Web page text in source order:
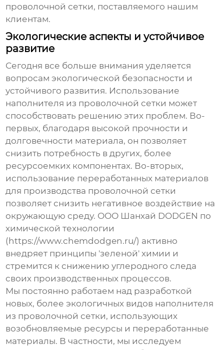
проволочной сетки, поставляемого нашим
клиентам.
Экологические аспекты и устойчивое
развитие
Сегодня все больше внимания уделяется
вопросам экологической безопасности и
устойчивого развития. Использование
наполнителя из проволочной сетки может
способствовать решению этих проблем. Во-
первых, благодаря высокой прочности и
долговечности материала, он позволяет
снизить потребность в других, более
ресурсоемких компонентах. Во-вторых,
использование переработанных материалов
для производства проволочной сетки
позволяет снизить негативное воздействие на
окружающую среду. ООО Шанхай DODGEN по
химической технологии
(https://www.chemdodgen.ru/) активно
внедряет принципы 'зеленой' химии и
стремится к снижению углеродного следа
своих производственных процессов.
Мы постоянно работаем над разработкой
новых, более экологичных видов наполнителя
из проволочной сетки, использующих
возобновляемые ресурсы и переработанные
материалы. В частности, мы исследуем